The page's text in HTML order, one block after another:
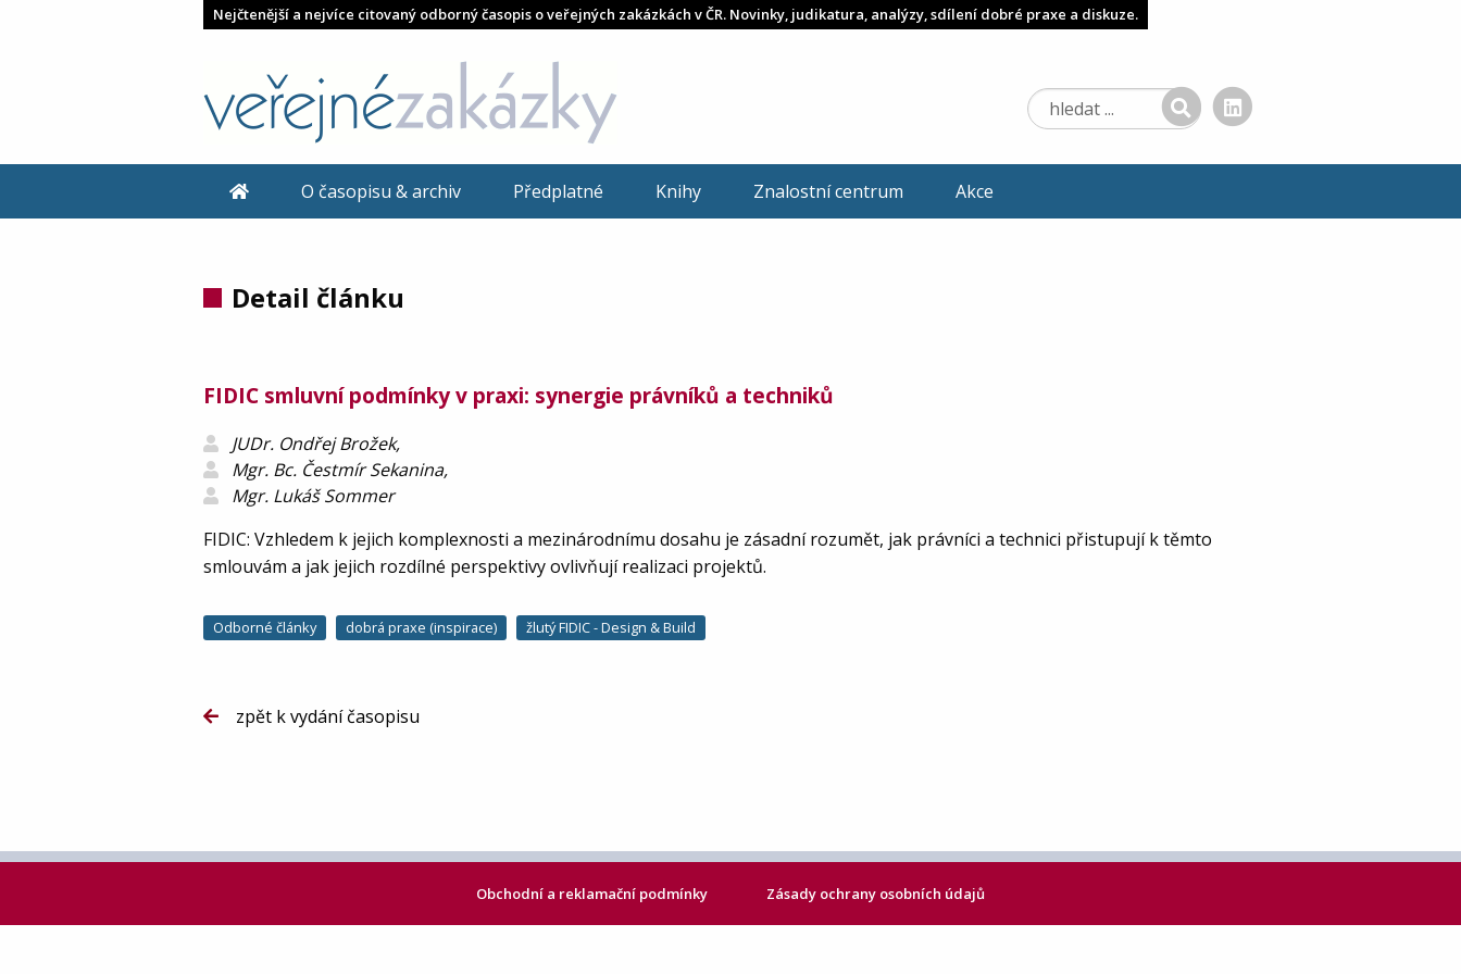
Nejčtenější a nejvíce citovaný odborný časopis o veřejných zakázkách v ČR. Novinky, judikatura, analýzy, sdílení dobré praxe a diskuze.
O časopisu & archiv Předplatné Knihy Znalostní centrum Akce
Detail článku
FIDIC smluvní podmínky v praxi: synergie právníků a techniků
JUDr. Ondřej Brožek,
Mgr. Bc. Čestmír Sekanina,
Mgr. Lukáš Sommer
FIDIC: Vzhledem k jejich komplexnosti a mezinárodnímu dosahu je zásadní rozumět, jak právníci a technici přistupují k těmto
smlouvám a jak jejich rozdílné perspektivy ovlivňují realizaci projektů.
Odborné články dobrá praxe (inspirace) žlutý FIDIC - Design & Build
zpět k vydání časopisu
Obchodní a reklamační podmínky Zásady ochrany osobních údajů